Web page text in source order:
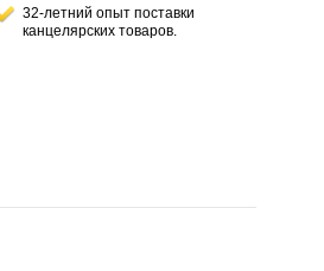
32-летний опыт поставки
канцелярских товаров.